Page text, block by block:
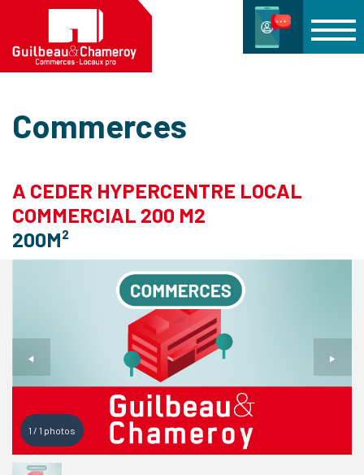
Commerces
A CEDER HYPERCENTRE LOCAL
COMMERCIAL 200 M2
200M²
1 / 1 photos